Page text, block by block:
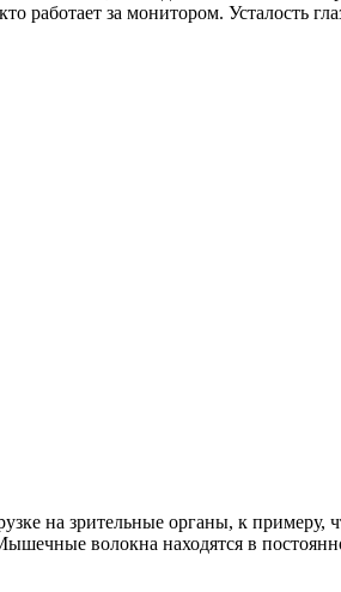
работает за монитором. Усталость
на зрительные органы, к примеру,
волокна находятся в